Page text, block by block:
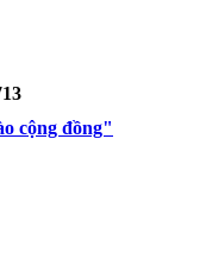
cộng đồng"